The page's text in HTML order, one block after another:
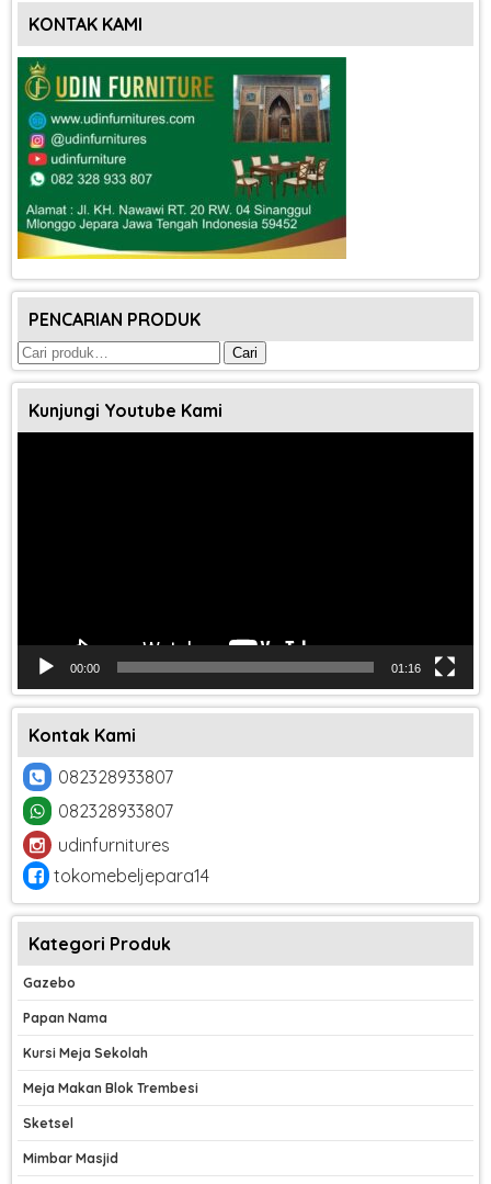
KONTAK KAMI
PENCARIAN PRODUK
Pencarian
untuk:
Cari
Kunjungi Youtube Kami
00:00 01:16
Kontak Kami
082328933807
082328933807
udinfurnitures
tokomebeljepara14
Kategori Produk
Gazebo
Papan Nama
Kursi Meja Sekolah
Meja Makan Blok Trembesi
Sketsel
Mimbar Masjid